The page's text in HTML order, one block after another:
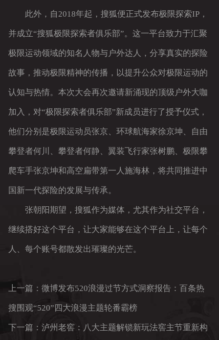
此外，自2018年起，搜狐便正式发布极限探索IP，
并成立“搜狐极限探索者俱乐部”。这一平台致力于汇聚
极限运动领域的知名人物与户外达人，分享真实的探险
故事，推动极限精神的传播，以提升公众对极限运动的
认知与热情。本次大会再次邀请新涌现的顶级户外大咖
加入，对“极限探索者俱乐部”新成员进行了授予仪式，
他们分别是极限运动员张京、环球航海家徐京坤、自由
攀登者何川、攀登者何静、翼装飞行家张树鹏、极限攀
爬车手张京坤和高空扁带第一人施海林，将共同推进中
国新一代探险的发展与传承。
张朝阳期望，搜狐作为媒体，尤其作为社交平台，
继续搭好这个平台，让大家能够在这个平台上，让每个
人、每个账号都散发出璀璨的光芒。
上一篇：微博发布520浪漫过节方式洞察报告：百条热
搜围观“520”四大浪漫主题轮番霸榜
下一篇：泸州老窖：八大主题解锁新玩法窖主节重新构